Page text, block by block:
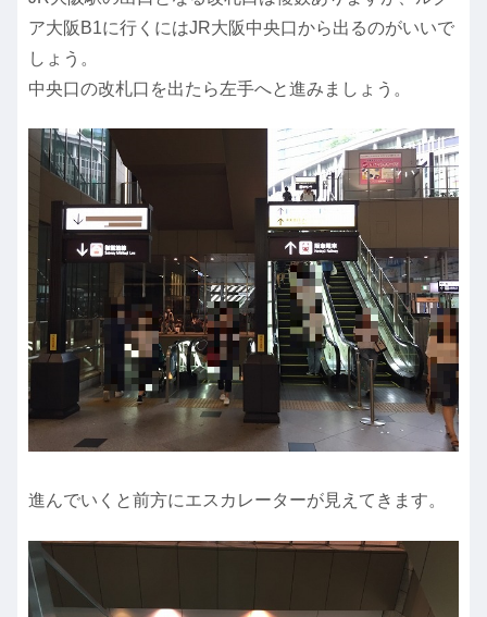
ア大阪B1に行くにはJR大阪中央口から出るのがいいで
しょう。
中央口の改札口を出たら左手へと進みましょう。
進んでいくと前方にエスカレーターが見えてきます。